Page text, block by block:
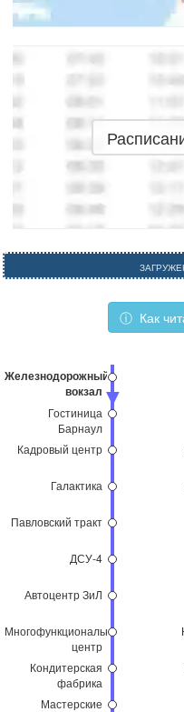
Железнодорожный
вокзал
Гостиница
Барнаул
Кадровый центр
Галактика
Павловский тракт
ДСУ-4
Автоцентр ЗиЛ
Многофункциональный
центр
Кондитерская
фабрика
Мастерские